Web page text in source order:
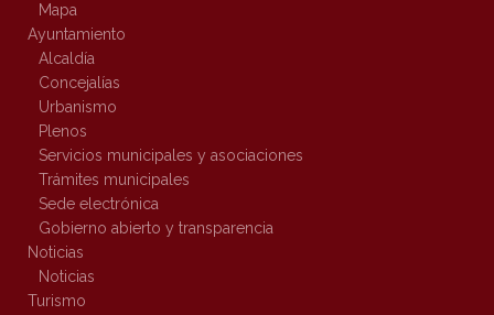
Mapa
Ayuntamiento
Alcaldía
Concejalías
Urbanismo
Plenos
Servicios municipales y asociaciones
Trámites municipales
Sede electrónica
Gobierno abierto y transparencia
Noticias
Noticias
Turismo